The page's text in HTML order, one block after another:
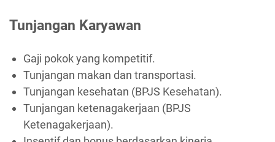
Tunjangan Karyawan
Gaji pokok yang kompetitif.
Tunjangan makan dan transportasi.
Tunjangan kesehatan (BPJS Kesehatan).
Tunjangan ketenagakerjaan (BPJS
Ketenagakerjaan).